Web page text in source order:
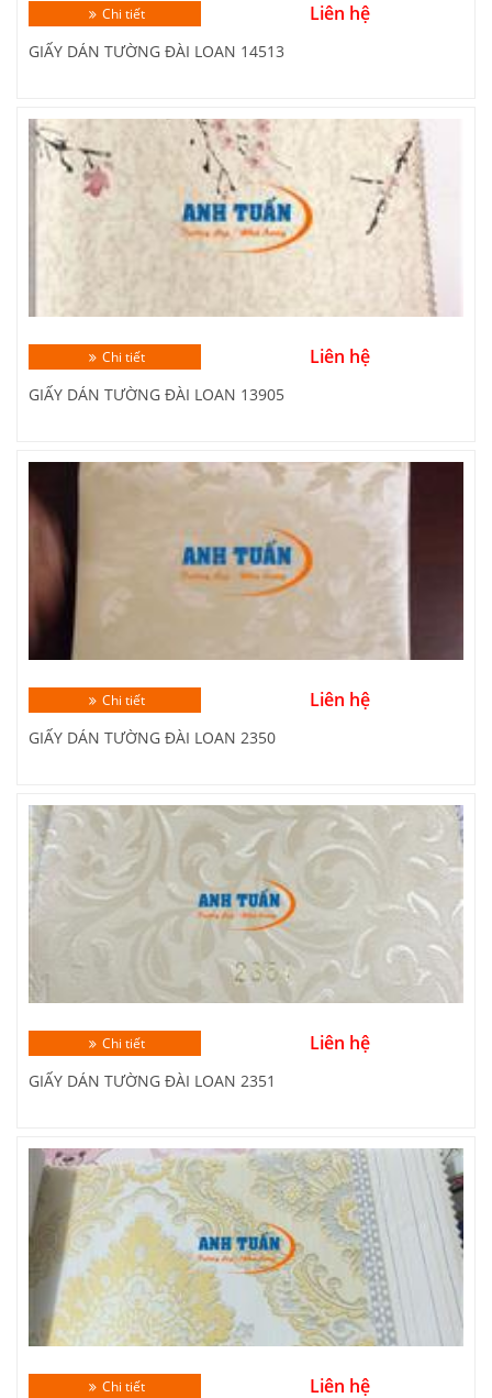
Chi tiết Liên hệ
GIẤY DÁN TƯỜNG ĐÀI LOAN 14513
Chi tiết Liên hệ
GIẤY DÁN TƯỜNG ĐÀI LOAN 13905
Chi tiết Liên hệ
GIẤY DÁN TƯỜNG ĐÀI LOAN 2350
Chi tiết Liên hệ
GIẤY DÁN TƯỜNG ĐÀI LOAN 2351
Chi tiết Liên hệ